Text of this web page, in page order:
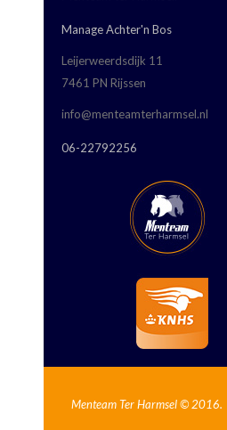
Manage Achter'n Bos
Leijerweerdsdijk 11
7461 PN Rijssen
info@menteamterharmsel.nl
06-22792256
Menteam Ter Harmsel © 2016.